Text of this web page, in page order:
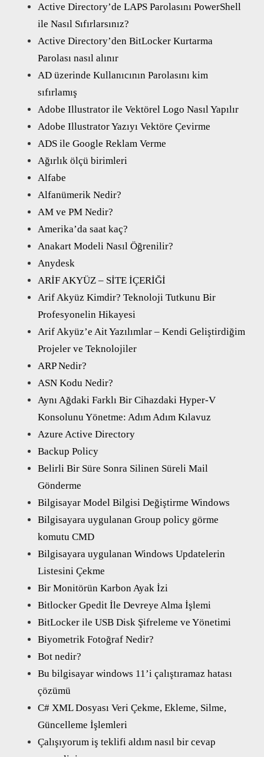
Active Directory’de LAPS Parolasını PowerShell
ile Nasıl Sıfırlarsınız?
Active Directory’den BitLocker Kurtarma
Parolası nasıl alınır
AD üzerinde Kullanıcının Parolasını kim
sıfırlamış
Adobe Illustrator ile Vektörel Logo Nasıl Yapılır
Adobe Illustrator Yazıyı Vektöre Çevirme
ADS ile Google Reklam Verme
Ağırlık ölçü birimleri
Alfabe
Alfanümerik Nedir?
AM ve PM Nedir?
Amerika’da saat kaç?
Anakart Modeli Nasıl Öğrenilir?
Anydesk
ARİF AKYÜZ – SİTE İÇERİĞİ
Arif Akyüz Kimdir? Teknoloji Tutkunu Bir
Profesyonelin Hikayesi
Arif Akyüz’e Ait Yazılımlar – Kendi Geliştirdiğim
Projeler ve Teknolojiler
ARP Nedir?
ASN Kodu Nedir?
Aynı Ağdaki Farklı Bir Cihazdaki Hyper-V
Konsolunu Yönetme: Adım Adım Kılavuz
Azure Active Directory
Backup Policy
Belirli Bir Süre Sonra Silinen Süreli Mail
Gönderme
Bilgisayar Model Bilgisi Değiştirme Windows
Bilgisayara uygulanan Group policy görme
komutu CMD
Bilgisayara uygulanan Windows Updatelerin
Listesini Çekme
Bir Monitörün Karbon Ayak İzi
Bitlocker Gpedit İle Devreye Alma İşlemi
BitLocker ile USB Disk Şifreleme ve Yönetimi
Biyometrik Fotoğraf Nedir?
Bot nedir?
Bu bilgisayar windows 11’i çalıştıramaz hatası
çözümü
C# XML Dosyası Veri Çekme, Ekleme, Silme,
Güncelleme İşlemleri
Çalışıyorum iş teklifi aldım nasıl bir cevap